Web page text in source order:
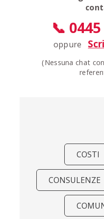
📞
oppure
(Nessuna chat
COSTI
CONSULENZE